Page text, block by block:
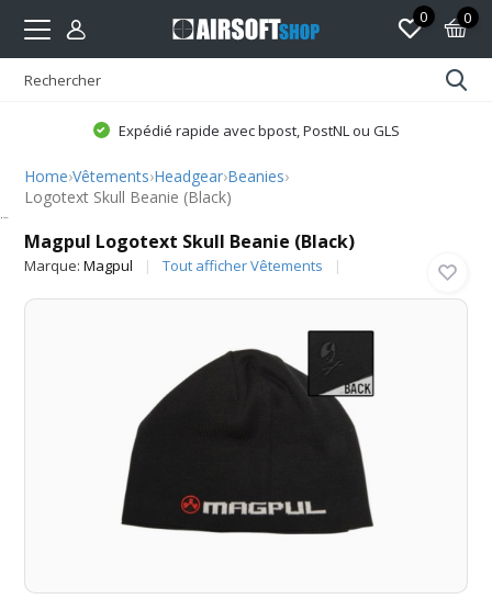
0 0
Expédié rapide avec bpost, PostNL ou GLS
Home›Vêtements›Headgear›Beanies›
Logotext Skull Beanie (Black)
Magpul Logotext Skull Beanie (Black)
Marque:Magpul Tout afficher Vêtements